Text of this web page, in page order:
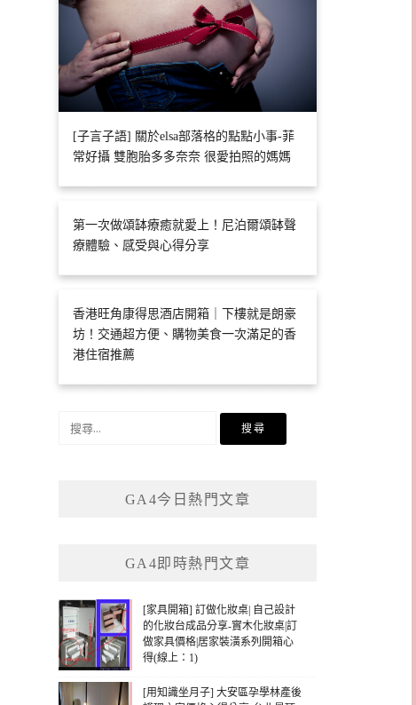
[子言子語] 關於elsa部落格的點點小事-菲
常好攝 雙胞胎多多奈奈 很愛拍照的媽媽
第一次做頌缽療癒就愛上！尼泊爾頌缽聲
療體驗、感受與心得分享
香港旺角康得思酒店開箱｜下樓就是朗豪
坊！交通超方便、購物美食一次滿足的香
港住宿推薦
GA4今日熱門文章
GA4即時熱門文章
[家具開箱] 訂做化妝桌| 自己設計
的化妝台成品分享-實木化妝桌|訂
做家具價格|居家裝潢系列開箱心
得(線上：1)
[用知識坐月子] 大安區孕學林產後